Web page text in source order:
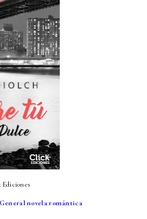
novela romántica